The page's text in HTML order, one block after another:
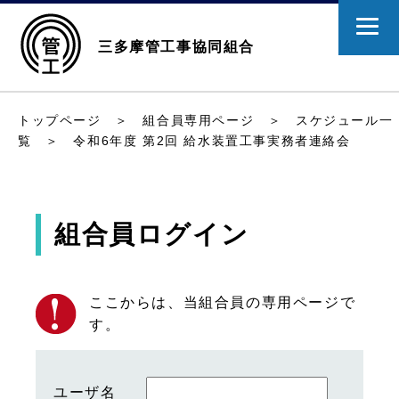
三多摩管工事協同組合
トップページ ＞組合員専用ページ ＞
スケジュール一
覧
＞ 令和6年度 第2回 給水装置工事実務者連絡会
組合員ログイン
ここからは、当組合員の専用ページで
す。
ユーザ名